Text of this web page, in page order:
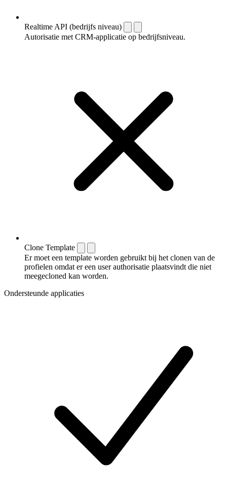
Realtime API (bedrijfs niveau)
Autorisatie met CRM-applicatie op bedrijfsniveau.
Clone Template
Er moet een template worden gebruikt bij het clonen van de
profielen omdat er een user authorisatie plaatsvindt die niet
meegecloned kan worden.
Ondersteunde applicaties